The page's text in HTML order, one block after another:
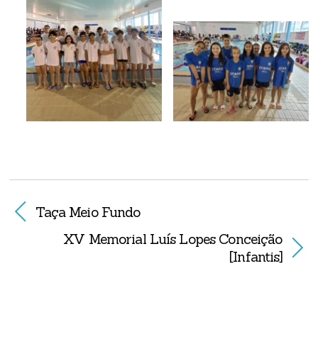
Taça Meio Fundo
XV Memorial Luís Lopes Conceição
[Infantis]